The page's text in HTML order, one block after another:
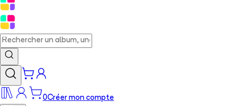
0Créer mon compte